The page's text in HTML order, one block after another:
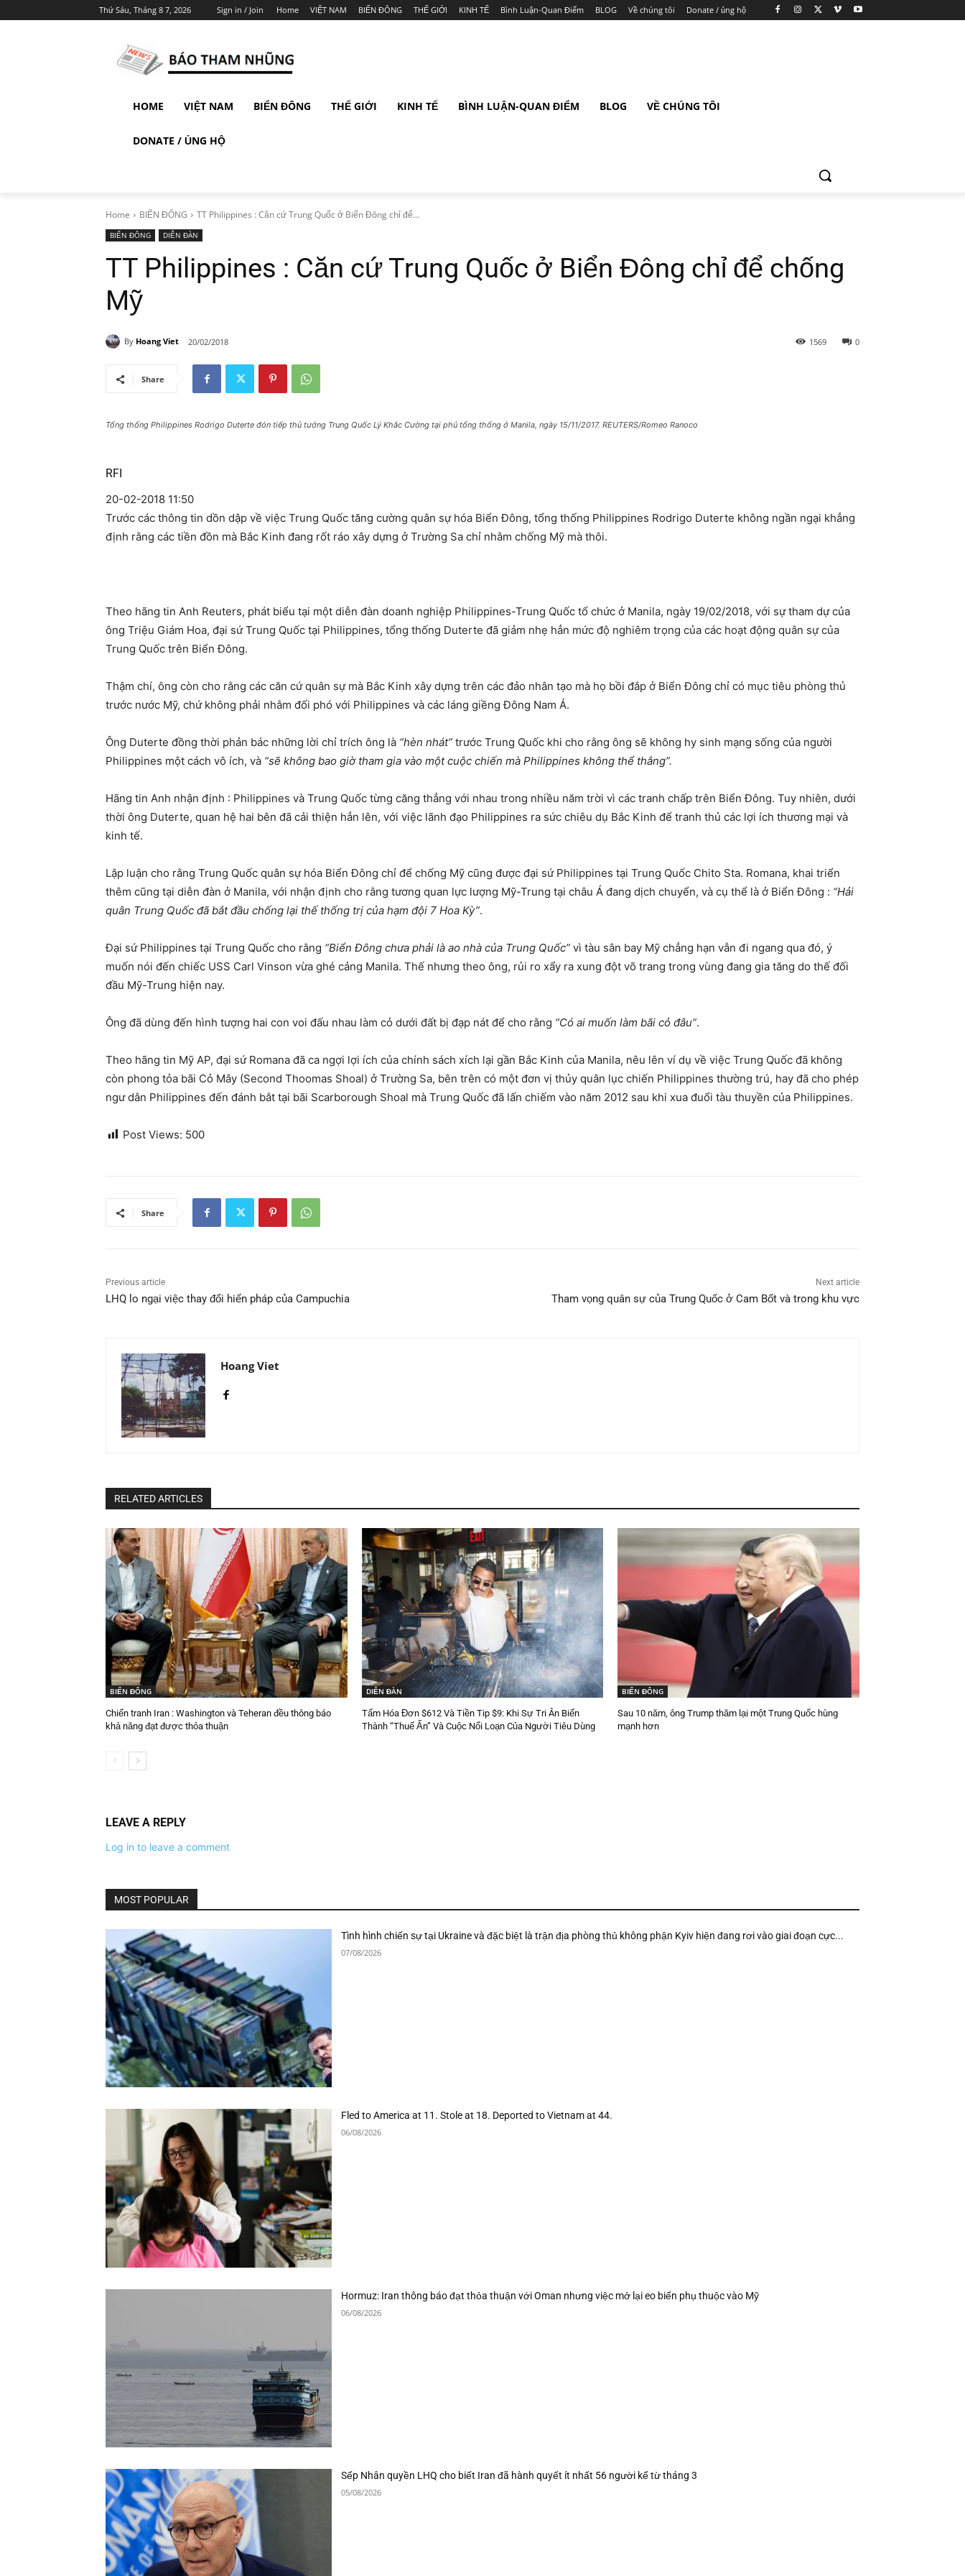
Thứ Sáu, Tháng 8 7, 2026 Sign in / Join Home VIỆT NAM BIỂN ĐÔNG THẾ GIỚI KINH TẾ Bình Luận-Quan Điểm BLOG Về chúng tôi Donate / ủng hộ
HOME VIỆT NAM BIỂN ĐÔNG THẾ GIỚI KINH TẾ BÌNH LUẬN-QUAN ĐIỂM BLOG VỀ CHÚNG TÔI
DONATE / ỦNG HỘ
Home BIỂN ĐÔNG TT Philippines : Căn cứ Trung Quốc ở Biển Đông chỉ để...
BIỂN ĐÔNG DIỄN ĐÀN
TT Philippines : Căn cứ Trung Quốc ở Biển Đông chỉ để chống
Mỹ
By Hoang Viet 20/02/2018 0
1569
Share
Tổng thống Philippines Rodrigo Duterte đón tiếp thủ tướng Trung Quốc Lý Khắc Cường tại phủ tổng thống ở Manila, ngày 15/11/2017. REUTERS/Romeo Ranoco
RFI
20-02-2018 11:50
Trước các thông tin dồn dập về việc Trung Quốc tăng cường quân sự hóa Biển Đông, tổng thống Philippines Rodrigo Duterte không ngần ngại khẳng
định rằng các tiền đồn mà Bắc Kinh đang rốt ráo xây dựng ở Trường Sa chỉ nhằm chống Mỹ mà thôi.
Theo hãng tin Anh Reuters, phát biểu tại một diễn đàn doanh nghiệp Philippines-Trung Quốc tổ chức ở Manila, ngày 19/02/2018, với sự tham dự của
ông Triệu Giám Hoa, đại sứ Trung Quốc tại Philippines, tổng thống Duterte đã giảm nhẹ hẳn mức độ nghiêm trọng của các hoạt động quân sự của
Trung Quốc trên Biển Đông.
Thậm chí, ông còn cho rằng các căn cứ quân sự mà Bắc Kinh xây dựng trên các đảo nhân tạo mà họ bồi đắp ở Biển Đông chỉ có mục tiêu phòng thủ
trước nước Mỹ, chứ không phải nhằm đối phó với Philippines và các láng giềng Đông Nam Á.
Ông Duterte đồng thời phản bác những lời chỉ trích ông là “hèn nhát” trước Trung Quốc khi cho rằng ông sẽ không hy sinh mạng sống của người
Philippines một cách vô ích, và “sẽ không bao giờ tham gia vào một cuộc chiến mà Philippines không thể thắng”.
Hãng tin Anh nhận định : Philippines và Trung Quốc từng căng thẳng với nhau trong nhiều năm trời vì các tranh chấp trên Biển Đông. Tuy nhiên, dưới
thời ông Duterte, quan hệ hai bên đã cải thiện hẳn lên, với việc lãnh đạo Philippines ra sức chiêu dụ Bắc Kinh để tranh thủ các lợi ích thương mại và
kinh tế.
Lập luận cho rằng Trung Quốc quân sự hóa Biển Đông chỉ để chống Mỹ cũng được đại sứ Philippines tại Trung Quốc Chito Sta. Romana, khai triển
thêm cũng tại diễn đàn ở Manila, với nhận định cho rằng tương quan lực lượng Mỹ-Trung tại châu Á đang dịch chuyển, và cụ thể là ở Biển Đông : “Hải
quân Trung Quốc đã bắt đầu chống lại thế thống trị của hạm đội 7 Hoa Kỳ”.
Đại sứ Philippines tại Trung Quốc cho rằng “Biển Đông chưa phải là ao nhà của Trung Quốc” vì tàu sân bay Mỹ chẳng hạn vẫn đi ngang qua đó, ý
muốn nói đến chiếc USS Carl Vinson vừa ghé cảng Manila. Thế nhưng theo ông, rủi ro xẩy ra xung đột võ trang trong vùng đang gia tăng do thế đối
đầu Mỹ-Trung hiện nay.
Ông đã dùng đến hình tượng hai con voi đấu nhau làm cỏ dưới đất bị đạp nát để cho rằng “Có ai muốn làm bãi cỏ đâu”.
Theo hãng tin Mỹ AP, đại sứ Romana đã ca ngợi lợi ích của chính sách xích lại gần Bắc Kinh của Manila, nêu lên ví dụ về việc Trung Quốc đã không
còn phong tỏa bãi Cỏ Mây (Second Thoomas Shoal) ở Trường Sa, bên trên có một đơn vị thủy quân lục chiến Philippines thường trú, hay đã cho phép
ngư dân Philippines đến đánh bắt tại bãi Scarborough Shoal mà Trung Quốc đã lấn chiếm vào năm 2012 sau khi xua đuổi tàu thuyền của Philippines.
Post Views: 500
Share
Previous article
LHQ lo ngại việc thay đổi hiến pháp của Campuchia
Next article
Tham vọng quân sự của Trung Quốc ở Cam Bốt và trong khu vực
Hoang Viet
RELATED ARTICLES
BIỂN ĐÔNG
Chiến tranh Iran : Washington và Teheran đều thông báo
khả năng đạt được thỏa thuận
DIỄN ĐÀN
Tấm Hóa Đơn $612 Và Tiền Tip $9: Khi Sự Tri Ân Biến
Thành “Thuế Ẩn” Và Cuộc Nổi Loạn Của Người Tiêu Dùng
BIỂN ĐÔNG
Sau 10 năm, ông Trump thăm lại một Trung Quốc hùng
mạnh hơn
LEAVE A REPLY
Log in to leave a comment
MOST POPULAR
Tình hình chiến sự tại Ukraine và đặc biệt là trận địa phòng thủ không phận Kyiv hiện đang rơi vào giai đoạn cực...
07/08/2026
Fled to America at 11. Stole at 18. Deported to Vietnam at 44.
06/08/2026
Hormuz: Iran thông báo đạt thỏa thuận với Oman nhưng việc mở lại eo biển phụ thuộc vào Mỹ
06/08/2026
Sếp Nhân quyền LHQ cho biết Iran đã hành quyết ít nhất 56 người kể từ tháng 3
05/08/2026